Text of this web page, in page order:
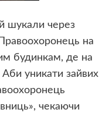
шукали через
на
будинкам, де на
Аби уникати зайвих
чекаючи